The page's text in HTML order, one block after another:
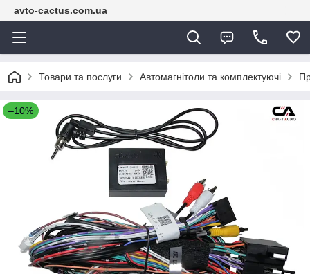
avto-cactus.com.ua
Товари та послуги Автомагнітоли та комплектуючі
–10%